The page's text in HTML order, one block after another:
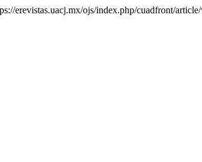
erevistas.uacj.mx/ojs/index.php/cuadfront/